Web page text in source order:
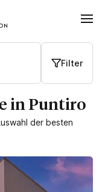
Filter
in Puntiro
der besten